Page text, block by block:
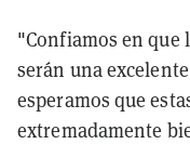
"Confiamos en que
serán una
esperamos que
extremadamente